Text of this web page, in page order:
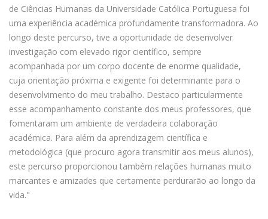
de Ciências Humanas da Universidade Católica Portuguesa foi
uma experiência académica profundamente transformadora. Ao
longo deste percurso, tive a oportunidade de desenvolver
investigação com elevado rigor científico, sempre
acompanhada por um corpo docente de enorme qualidade,
cuja orientação próxima e exigente foi determinante para o
desenvolvimento do meu trabalho. Destaco particularmente
esse acompanhamento constante dos meus professores, que
fomentaram um ambiente de verdadeira colaboração
académica. Para além da aprendizagem científica e
metodológica (que procuro agora transmitir aos meus alunos),
este percurso proporcionou também relações humanas muito
marcantes e amizades que certamente perdurarão ao longo da
vida."